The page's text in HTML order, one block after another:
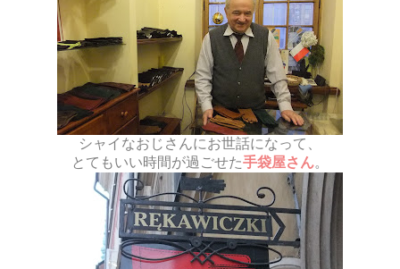
シャイなおじさんにお世話になって、
とてもいい時間が過ごせた手袋屋さん。